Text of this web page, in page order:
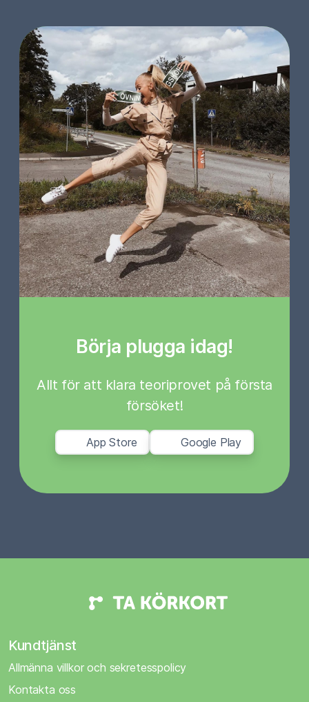
Börja plugga idag!
Allt för att klara teoriprovet på första
försöket!
App Store Google Play
Kundtjänst
Allmänna villkor och sekretesspolicy
Kontakta oss